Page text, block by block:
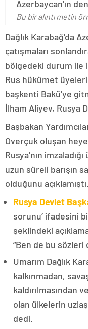
Azerbaycan’ın
Bu bir alıntı metin
Dağlık Karabağ’da
çatışmaları
bölgedeki durum ile
Rus hükümet
başkenti Bakü’ye
İlham Aliyev, Rusya
Başbakan
Overçuk oluşan
Rusya’nın
uzun süreli barışın
olduğunu açıklamıştı.
Rusya Devlet
sorunu’ ifadesini
şeklindeki
“Ben de bu sözleri
Umarım Dağlık
kalkınmadan,
kaldırılmasından
olan ülkelerin
dedi.